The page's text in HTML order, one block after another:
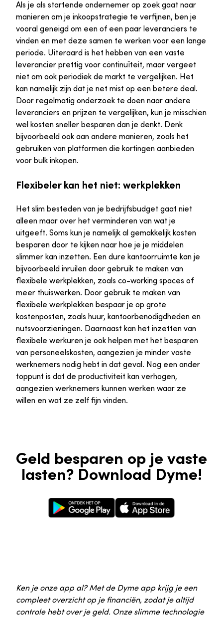
Als je als startende ondernemer op zoek gaat naar
manieren om je inkoopstrategie te verfijnen, ben je
vooral geneigd om een of een paar leveranciers te
vinden en met deze samen te werken voor een lange
periode. Uiteraard is het hebben van een vaste
leverancier prettig voor continuïteit, maar vergeet
niet om ook periodiek de markt te vergelijken. Het
kan namelijk zijn dat je net mist op een betere deal.
Door regelmatig onderzoek te doen naar andere
leveranciers en prijzen te vergelijken, kun je misschien
wel kosten sneller besparen dan je denkt. Denk
bijvoorbeeld ook aan andere manieren, zoals het
gebruiken van platformen die kortingen aanbieden
voor bulk inkopen.
Flexibeler kan het niet: werkplekken
Het slim besteden van je bedrijfsbudget gaat niet
alleen maar over het verminderen van wat je
uitgeeft. Soms kun je namelijk al gemakkelijk kosten
besparen door te kijken naar hoe je je middelen
slimmer kan inzetten. Een dure kantoorruimte kan je
bijvoorbeeld inruilen door gebruik te maken van
flexibele werkplekken, zoals co-working spaces of
meer thuiswerken. Door gebruik te maken van
flexibele werkplekken bespaar je op grote
kostenposten, zoals huur, kantoorbenodigdheden en
nutsvoorzieningen. Daarnaast kan het inzetten van
flexibele werkuren je ook helpen met het besparen
van personeelskosten, aangezien je minder vaste
werknemers nodig hebt in dat geval. Nog een ander
toppunt is dat de productiviteit kan verhogen,
aangezien werknemers kunnen werken waar ze
willen en wat ze zelf fijn vinden.
Geld besparen op je vaste
lasten? Download Dyme!
Google Play StoreApple App Store
Ken je onze app al? Met de Dyme app krijg je een
compleet overzicht op je financiën, zodat je altijd
controle hebt over je geld. Onze slimme technologie